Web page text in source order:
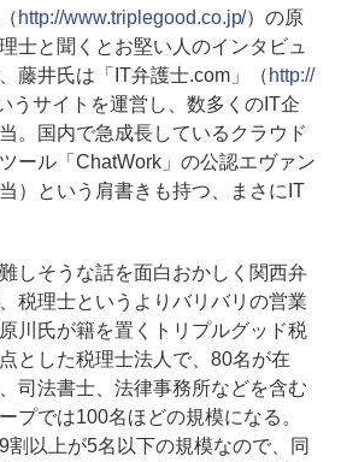
http://www.triplegood.co.jp/）の原
士と聞くとお堅い人のインタビュ
藤井氏は「IT弁護士.com」（ http://
うサイトを運営し、数多くのIT企
。国内で急成長しているクラウド
ール「ChatWork」の公認エヴァン
）という肩書きも持つ、まさにIT
しそうな話を面白おかしく関西弁
税理士というよりバリバリの営業
川氏が籍を置くトリプルグッド税
とした税理士法人で、80名が在
司法書士、法律事務所などを含む
プでは100名ほどの規模になる。
割以上が5名以下の規模なので、同